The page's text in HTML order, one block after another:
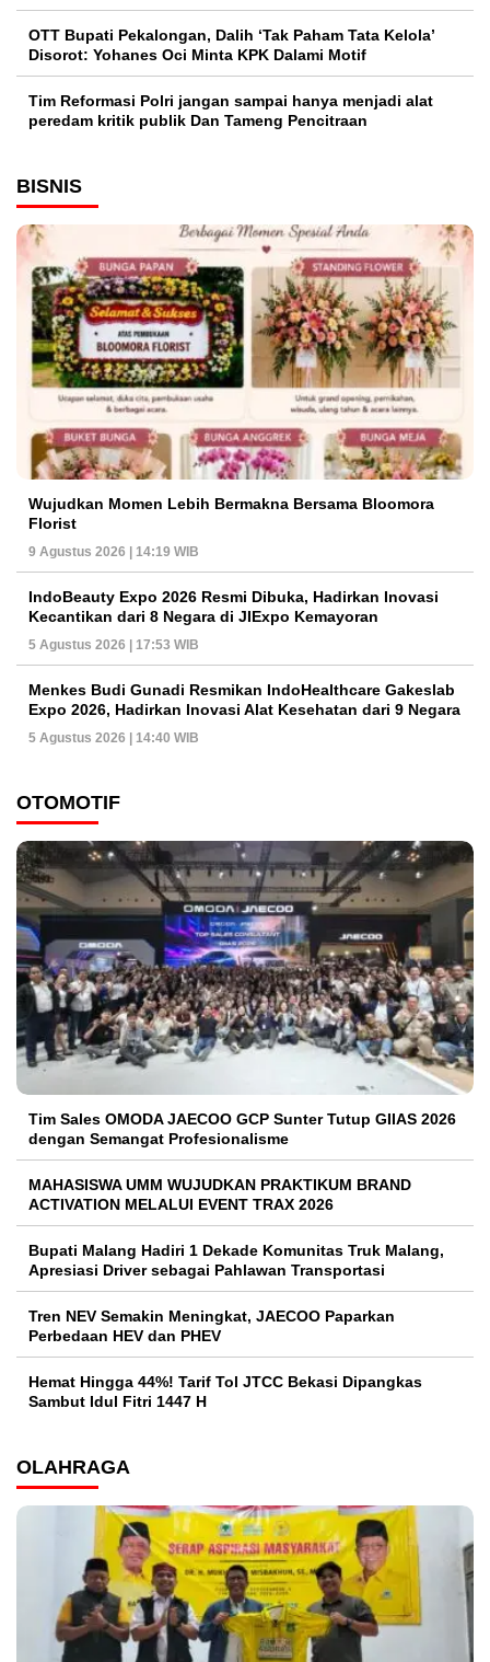
OTT Bupati Pekalongan, Dalih ‘Tak Paham Tata Kelola’
Disorot: Yohanes Oci Minta KPK Dalami Motif
Tim Reformasi Polri jangan sampai hanya menjadi alat
peredam kritik publik Dan Tameng Pencitraan
BISNIS
Wujudkan Momen Lebih Bermakna Bersama Bloomora
Florist
9 Agustus 2026 | 14:19 WIB
IndoBeauty Expo 2026 Resmi Dibuka, Hadirkan Inovasi
Kecantikan dari 8 Negara di JIExpo Kemayoran
5 Agustus 2026 | 17:53 WIB
Menkes Budi Gunadi Resmikan IndoHealthcare Gakeslab
Expo 2026, Hadirkan Inovasi Alat Kesehatan dari 9 Negara
5 Agustus 2026 | 14:40 WIB
OTOMOTIF
Tim Sales OMODA JAECOO GCP Sunter Tutup GIIAS 2026
dengan Semangat Profesionalisme
MAHASISWA UMM WUJUDKAN PRAKTIKUM BRAND
ACTIVATION MELALUI EVENT TRAX 2026
Bupati Malang Hadiri 1 Dekade Komunitas Truk Malang,
Apresiasi Driver sebagai Pahlawan Transportasi
Tren NEV Semakin Meningkat, JAECOO Paparkan
Perbedaan HEV dan PHEV
Hemat Hingga 44%! Tarif Tol JTCC Bekasi Dipangkas
Sambut Idul Fitri 1447 H
OLAHRAGA